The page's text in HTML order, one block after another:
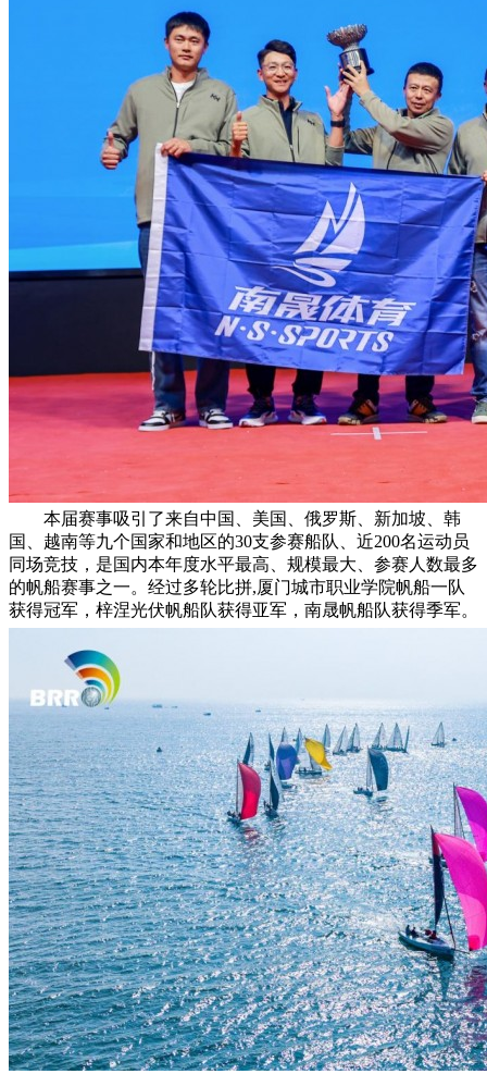
本届赛事吸引了来自中国、美国、俄罗斯、新加坡、韩
国、越南等九个国家和地区的30支参赛船队、近200名运动员
同场竞技，是国内本年度水平最高、规模最大、参赛人数最多
的帆船赛事之一。经过多轮比拼,厦门城市职业学院帆船一队
获得冠军，梓涅光伏帆船队获得亚军，南晟帆船队获得季军。